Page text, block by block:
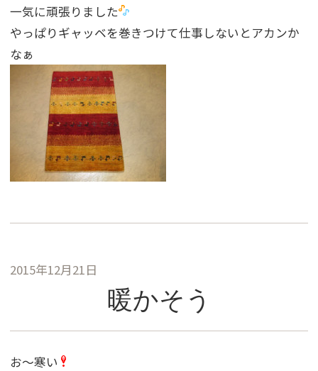
一気に頑張りました
やっぱりギャッベを巻きつけて仕事しないとアカンか
なぁ
2015年12月21日
暖かそう
お〜寒い